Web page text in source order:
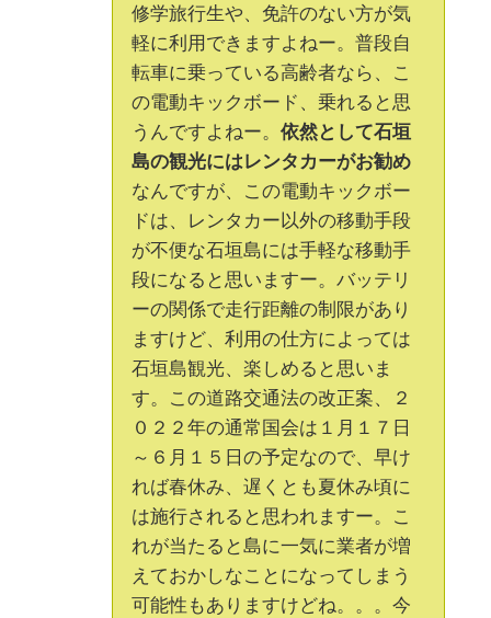
修学旅行生や、免許のない方が気
軽に利用できますよねー。普段自
転車に乗っている高齢者なら、こ
の電動キックボード、乗れると思
うんですよねー。 依然として石垣
島の観光にはレンタカーがお勧め
なんですが、この電動キックボー
ドは、レンタカー以外の移動手段
が不便な石垣島には手軽な移動手
段になると思いますー。バッテリ
ーの関係で走行距離の制限があり
ますけど、利用の仕方によっては
石垣島観光、楽しめると思いま
す。この道路交通法の改正案、２
０２２年の通常国会は１月１７日
～６月１５日の予定なので、早け
れば春休み、遅くとも夏休み頃に
は施行されると思われますー。こ
れが当たると島に一気に業者が増
えておかしなことになってしまう
可能性もありますけどね。。。今